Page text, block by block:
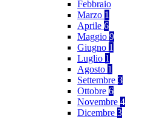
Febbraio
Marzo 1
Aprile 6
Maggio 9
Giugno 1
Luglio 1
Agosto 1
Settembre 3
Ottobre 6
Novembre 4
Dicembre 3